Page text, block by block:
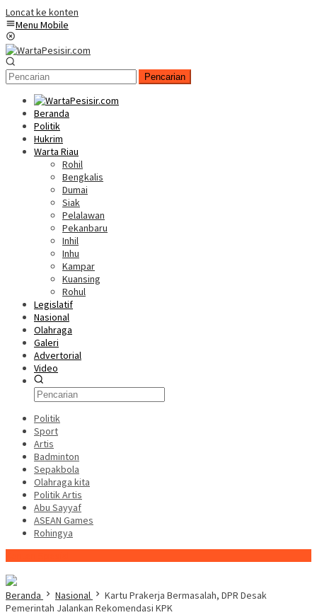
Loncat ke konten
Menu Mobile
Pencarian
Beranda
Politik
Hukrim
Warta Riau
Rohil
Bengkalis
Dumai
Siak
Pelalawan
Pekanbaru
Inhil
Inhu
Kampar
Kuansing
Rohul
Legislatif
Nasional
Olahraga
Galeri
Advertorial
Video
Politik
Sport
Artis
Badminton
Sepakbola
Olahraga kita
Politik Artis
Abu Sayyaf
ASEAN Games
Rohingya
Beranda Nasional
Kartu Prakerja Bermasalah, DPR Desak
Pemerintah Jalankan Rekomendasi KPK